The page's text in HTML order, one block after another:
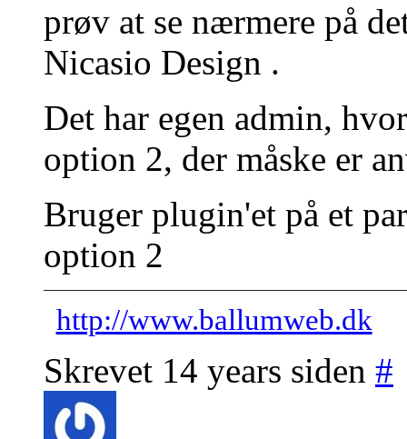
prøv at se nærmere på
Nicasio Design .
Det har egen admin,
option 2, der måske er
Bruger plugin'et på et
option 2
http://www.ballumweb.dk
Skrevet 14 years siden #